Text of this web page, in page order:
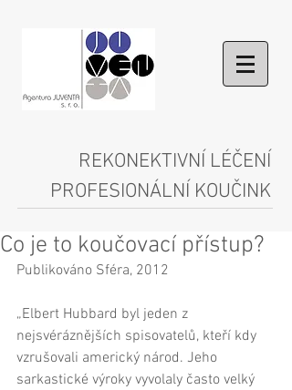
PROFESIONÁLNÍ KOUČINK
REKONEKTIVNÍ LÉČENÍ
Co je to koučovací přístup?
Publikováno Sféra, 2012
„Elbert Hubbard byl jeden z
nejsvéráznějších spisovatelů, kteří kdy
vzrušovali americký národ. Jeho
sarkastické výroky vyvolaly často velký